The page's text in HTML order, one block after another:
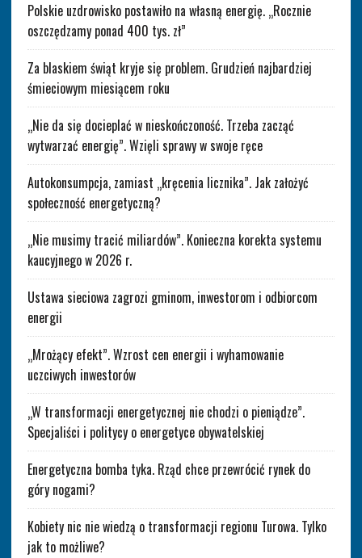
Polskie uzdrowisko postawiło na własną energię. „Rocznie
oszczędzamy ponad 400 tys. zł”
Za blaskiem świąt kryje się problem. Grudzień najbardziej
śmieciowym miesiącem roku
„Nie da się docieplać w nieskończoność. Trzeba zacząć
wytwarzać energię”. Wzięli sprawy w swoje ręce
Autokonsumpcja, zamiast „kręcenia licznika”. Jak założyć
społeczność energetyczną?
„Nie musimy tracić miliardów”. Konieczna korekta systemu
kaucyjnego w 2026 r.
Ustawa sieciowa zagrozi gminom, inwestorom i odbiorcom
energii
„Mrożący efekt”. Wzrost cen energii i wyhamowanie
uczciwych inwestorów
„W transformacji energetycznej nie chodzi o pieniądze”.
Specjaliści i politycy o energetyce obywatelskiej
Energetyczna bomba tyka. Rząd chce przewrócić rynek do
góry nogami?
Kobiety nic nie wiedzą o transformacji regionu Turowa. Tylko
jak to możliwe?